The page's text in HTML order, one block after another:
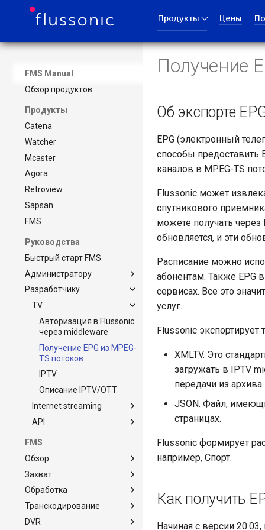
Продукты Цены
FMS Manual
Обзор продуктов
Продукты
Catena
Watcher
Mcaster
Agora
Retroview
Sapsan
FMS
Руководства
Быстрый старт FMS
Администратору
Запуск
Системные требования
Установка FMS
TLS сертификат с Let's
Encrypt
Использование
лицензионного ключа
Обновление Flussonic
Обновление Flussonic
Coder
Обслуживание
Оптимизация FMS и
операционной системы
Миграция
Безопасность FMS
Flussonic и файрвол
Поддержка
Шаблоны конфигурации
потоков
Мониторинг
SNMP
Devops
Документация по
использованию CRD
Streamer
Flussonic в Kubernetes
Внешнее управление
потоками
Разработчику
TV
Авторизация в Flussonic
через middleware
Получение EPG из MPEG-
TS потоков
IPTV
Описание IPTV/OTT
Internet streaming
Руководство по
платформы или сервиса
API
Список API Flussonic
проектирования
дизайна Flussonic API
Описание Streaming API
Сессии (сеансы)
проигрывания потоков
во Flussonic
FMS
Обзор
None
Глоссарий
Модель данных Flussonic
Захват
Переключение источников
Live — потоковое вещание
Публикация видео на
Обработка
Миксер
Мозаика
Транскодирование
Транскодер
DVR
Получение
Об экспорте
EPG (электронный
способы предоставить
каналов в MPEG-TS
Flussonic может
спутникового
можете получать
обновляется, и эти
Расписание можно
абонентам. Также EPG
сервисах. Все это
услуг.
Flussonic
XMLTV. Это
загружать в IPTV
передачи из архива.
JSON. Файл,
страницах.
Flussonic формирует
например, Спорт.
Как получить
Начиная с версии